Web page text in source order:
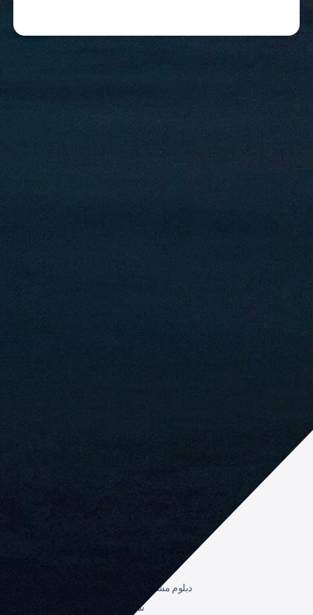
دبلوم مشارك في علوم الحاسوب - علم البيانات
شهادة مشارك في الأعمال الرقمية